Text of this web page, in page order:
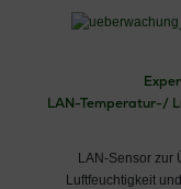
LAN-Temperatur-/
LAN-Sensor zur
Luftfeuchtigkeit